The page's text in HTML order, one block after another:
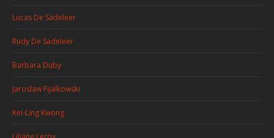
Lucas De Sadeleer
Rudy De Sadeleer
Barbara Duby
Jaroslaw Fijalkowski
Kei-Ling Kwong